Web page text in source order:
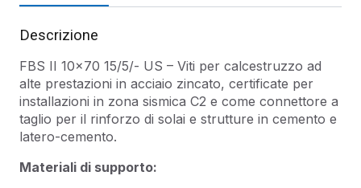
Descrizione
FBS II 10×70 15/5/- US – Viti per calcestruzzo ad
alte prestazioni in acciaio zincato, certificate per
installazioni in zona sismica C2 e come connettore a
taglio per il rinforzo di solai e strutture in cemento e
latero-cemento.
Materiali di supporto: